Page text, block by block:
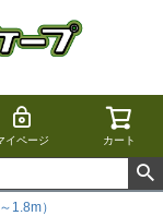
イページ カート
1.8m）